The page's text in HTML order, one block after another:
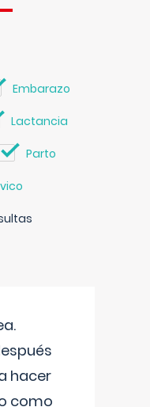
Embarazo
Lactancia
Parto
hacer
como